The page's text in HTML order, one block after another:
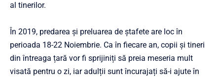
al tinerilor.
În 2019, predarea și preluarea de ștafete are loc în
perioada 18-22 Noiembrie. Ca în fiecare an, copii şi tineri
din întreaga țară vor fi sprijiniți să preia meseria mult
visată pentru o zi, iar adulții sunt încurajați să-i ajute în